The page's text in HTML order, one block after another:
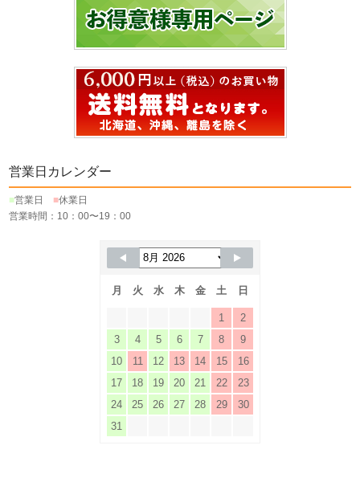
営業日カレンダー
■営業日 ■休業日
営業時間：10：00〜19：00
月 火 水 木 金 土 日
1
2
3
4 5 6 7 8
9
10
11 12 13 14 15
16
17
18 19 20 21 22
23
24
25 26 27 28 29
30
31